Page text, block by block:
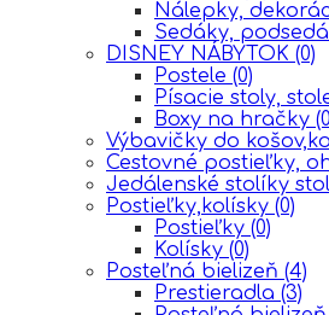
Nálepky,
Sedáky,
DISNEY NÁBYTOK (0)
Postele (0)
Písacie stoly,
Boxy na hračky
Výbavičky do
Cestovné postieľky,
Jedálenské stolíky
Postieľky,kolísky (0)
Postieľky (0)
Kolísky (0)
Posteľná bielizeň (4)
Prestieradla (3)